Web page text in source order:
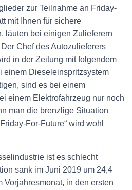
zur Teilnahme an Friday-
mit Ihnen für sichere
läuten bei einigen Zulieferern
Chef des Autozulieferers
in der Zeitung mit folgendem
einem Dieseleinspritzsystem
sind es bei einem
einem Elektrofahrzeug nur noch
man die brenzlige Situation
For-Future“ wird wohl
ist es schlecht
sank im Juni 2019 um 24,4
Vorjahresmonat, in den ersten